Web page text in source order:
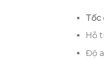
Tốc
Hỗ
Độ